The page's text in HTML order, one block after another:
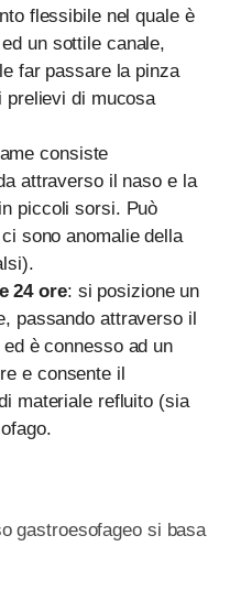
flessibile nel quale è
un sottile canale,
far passare la pinza
prelievi di mucosa
consiste
attraverso il naso e la
piccoli sorsi. Può
sono anomalie della
24ore: si posizione un
passando attraverso il
è connesso ad un
e consente il
materiale refluito (sia
gastroesofageo si basa